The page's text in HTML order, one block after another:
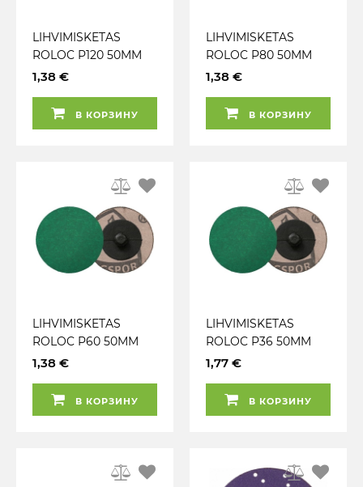
LIHVIMISKETAS
ROLOC P120 50MM
QRC 966 KLINGSPOR
1,38 €
В КОРЗИНУ
LIHVIMISKETAS
ROLOC P80 50MM
QRC 966 KLINGSPOR
1,38 €
В КОРЗИНУ
LIHVIMISKETAS
ROLOC P60 50MM
QRC 966 KLINGSPOR
1,38 €
В КОРЗИНУ
LIHVIMISKETAS
ROLOC P36 50MM
QRC 966 KLINGSPOR
1,77 €
В КОРЗИНУ